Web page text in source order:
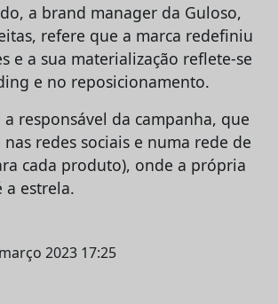
a brand manager da Guloso,
refere que a marca redefiniu
e a sua materialização reflete-se
e no reposicionamento.
a responsável da campanha, que
redes sociais e numa rede de
cada produto), onde a própria
a estrela.
2023 17:25